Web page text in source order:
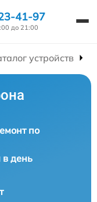
41-97
до 21:00
устройств
по
в день